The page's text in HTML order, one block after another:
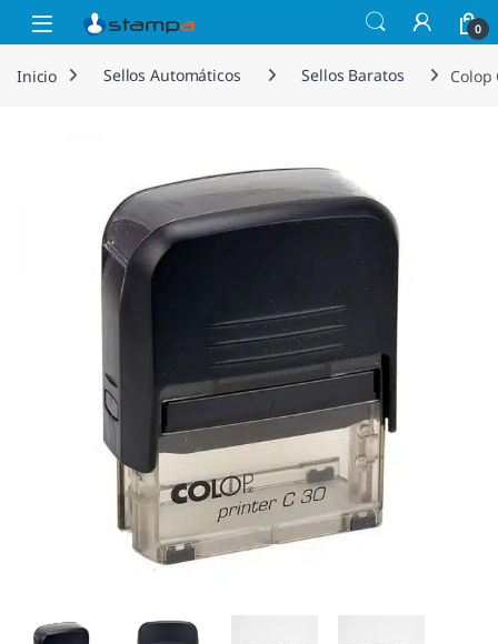
Saltar a la navegación
Saltar al contenido
Open 0
Inicio Sellos Automáticos Sellos Baratos Colop